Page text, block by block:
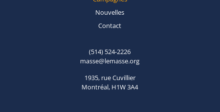
Nouvelles
Contact
(514) 524-2226
masse@lemasse.org
1935, rue Cuvillier
Montréal, H1W 3A4